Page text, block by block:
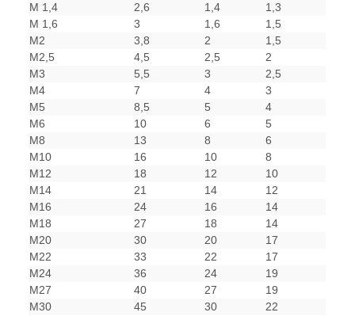
M 1,4
2,6 1,4
1,3
M 1,6
3 1,6
1,5
M2
3,8 2
1,5
M2,5
4,5 2,5
2
M3
5,5 3
2,5
M4
7 4
3
M5
8,5 5
4
M6
10 6
5
M8
13 8
6
M10
16 10
8
M12
18 12
10
M14
21 14
12
M16
24 16
14
M18
27 18
14
M20
30 20
17
M22
33 22
17
M24
36 24
19
M27
40 27
19
M30
45 30
22